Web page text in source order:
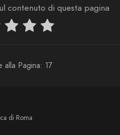
contenuto di questa pagina
alla Pagina: 17
di Roma